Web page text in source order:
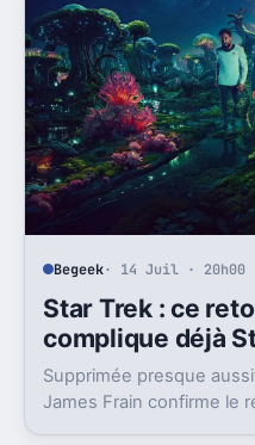
Begeek· 14 Juil · 20h00
Star Trek : ce
complique déjà
Supprimée presque
James Frain confirme le